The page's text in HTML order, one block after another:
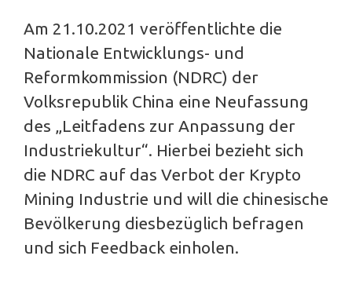
Am 21.10.2021 veröffentlichte die
Nationale Entwicklungs- und
Reformkommission (NDRC) der
Volksrepublik China eine Neufassung
des „Leitfadens zur Anpassung der
Industriekultur“. Hierbei bezieht sich
die NDRC auf das Verbot der Krypto
Mining Industrie und will die chinesische
Bevölkerung diesbezüglich befragen
und sich Feedback einholen.